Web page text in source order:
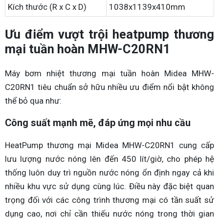
Kích thước (R x C x D) 1038x1139x410mm
Ưu điểm vượt trội heatpump thương
mại tuần hoàn MHW-C20RN1
Máy bơm nhiệt thương mại tuần hoàn Midea MHW-
C20RN1 tiêu chuẩn sở hữu nhiều ưu điểm nổi bật không
thể bỏ qua như:
Công suất mạnh mẽ, đáp ứng mọi nhu cầu
HeatPump thương mại Midea MHW-C20RN1 cung cấp
lưu lượng nước nóng lên đến 450 lít/giờ, cho phép hệ
thống luôn duy trì nguồn nước nóng ổn định ngay cả khi
nhiều khu vực sử dụng cùng lúc. Điều này đặc biệt quan
trọng đối với các công trình thương mại có tần suất sử
dụng cao, nơi chỉ cần thiếu nước nóng trong thời gian